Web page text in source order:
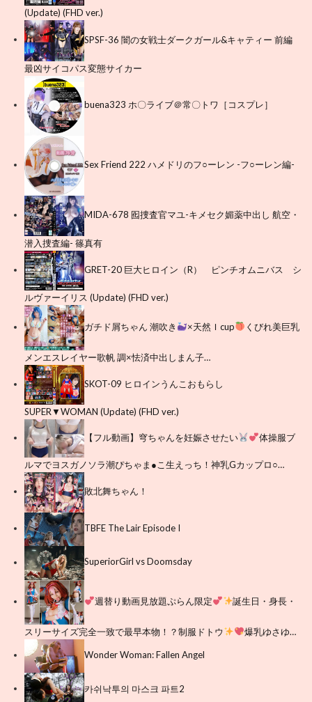
(Update) (FHD ver.)
SPSF-36 闇の女戦士ダークガール&キャティー 前編
最凶サイコパス変態サイカー
buena323 ホ〇ライブ＠常〇トワ［コスプレ］
Sex Friend 222 ハメドリのフ○ーレン -フ○ーレン編-
MIDA-678 囮捜査官マユ-キメセク媚薬中出し 航空・
潜入捜査編- 篠真有
GRET-20 巨大ヒロイン（R） ピンチオムニバス シ
ルヴァーイリス (Update) (FHD ver.)
ガチド屑ちゃん 潮吹き ×天然Ｉcup くびれ美巨乳
メンエスレイヤー歌帆 調×怯済中出しまん子…
SKOT-09 ヒロインうんこおもらし
SUPER▼WOMAN (Update) (FHD ver.)
【フル動画】穹ちゃんを妊娠させたい 体操服ブ
ルマでヨスガノソラ潮ぴちゃま●こ生えっち！神乳Gカップロ○…
敗北舞ちゃん！
TBFE The Lair Episode I
SuperiorGirl vs Doomsday
週替り動画見放題ぷらん限定 誕生日・身長・
スリーサイズ完全一致で最早本物！？制服ドトウ 爆乳ゆさゆ…
Wonder Woman: Fallen Angel
카쉬낙투의 마스크 파트2